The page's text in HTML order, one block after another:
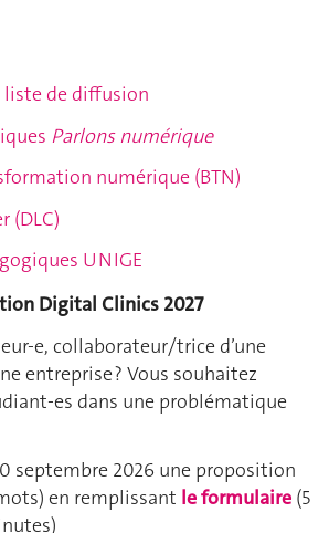
liste de diffusion
Parlons numérique
numérique (BTN)
(DLC)
UNIGE
Digital Clinics 2027
e, collaborateur/trice d’une
entreprise ? Vous souhaitez
es dans une problématique
septembre 2026 une proposition
en remplissant le formulaire (5